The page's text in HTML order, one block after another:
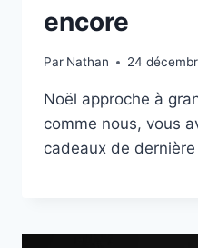
encore
Par Nathan 24
Noël approche à
comme nous, vous
cadeaux de